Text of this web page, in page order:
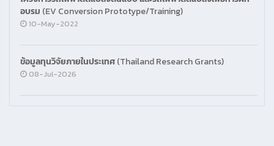
อบรม (EV Conversion Prototype/Training)
10-May-2022
ข้อมูลทุนวิจัยภายในประเทศ (Thailand Research Grants)
08-Jul-2026